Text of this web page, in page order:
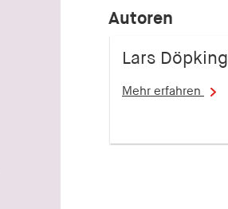
Autoren
Lars Döpking
Mehr erfahren